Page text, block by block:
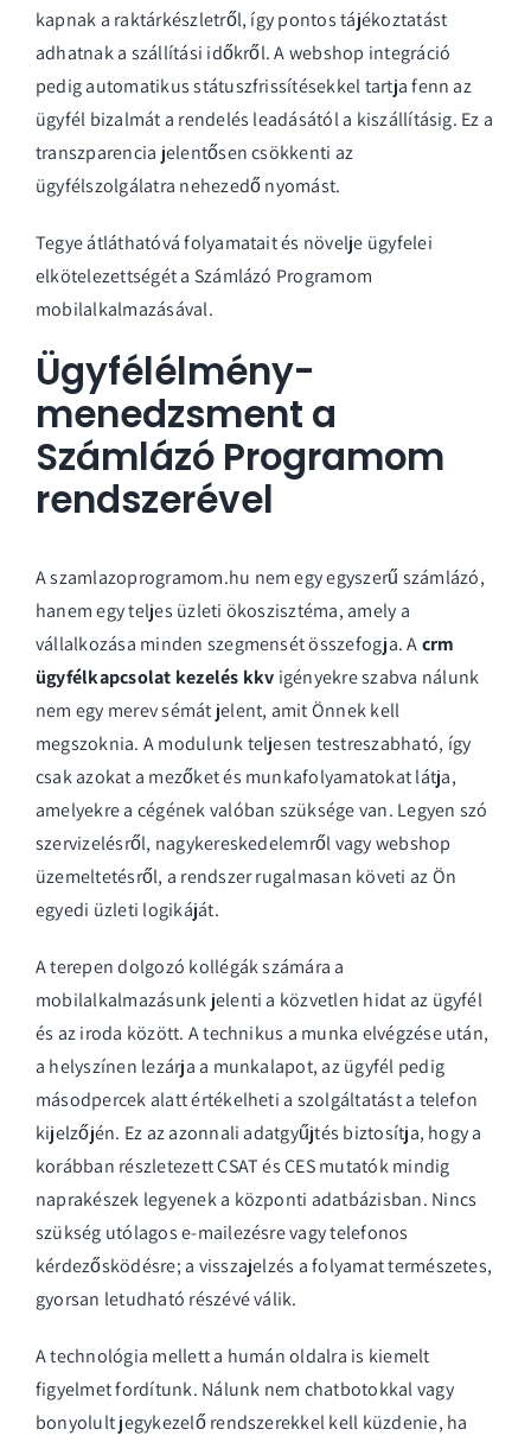
kapnak a raktárkészletről, így pontos tájékoztatást
adhatnak a szállítási időkről. A webshop integráció
pedig automatikus státuszfrissítésekkel tartja fenn az
ügyfél bizalmát a rendelés leadásától a kiszállításig. Ez a
transzparencia jelentősen csökkenti az
ügyfélszolgálatra nehezedő nyomást.
Tegye átláthatóvá folyamatait és növelje ügyfelei
elkötelezettségét a Számlázó Programom
mobilalkalmazásával.
Ügyfélélmény-
menedzsment a
Számlázó Programom
rendszerével
A szamlazoprogramom.hu nem egy egyszerű számlázó,
hanem egy teljes üzleti ökoszisztéma, amely a
vállalkozása minden szegmensét összefogja. Acrm
ügyfélkapcsolat kezelés kkv igényekre szabva nálunk
nem egy merev sémát jelent, amit Önnek kell
megszoknia. A modulunk teljesen testreszabható, így
csak azokat a mezőket és munkafolyamatokat látja,
amelyekre a cégének valóban szüksége van. Legyen szó
szervizelésről, nagykereskedelemről vagy webshop
üzemeltetésről, a rendszer rugalmasan követi az Ön
egyedi üzleti logikáját.
A terepen dolgozó kollégák számára a
mobilalkalmazásunk jelenti a közvetlen hidat az ügyfél
és az iroda között. A technikus a munka elvégzése után,
a helyszínen lezárja a munkalapot, az ügyfél pedig
másodpercek alatt értékelheti a szolgáltatást a telefon
kijelzőjén. Ez az azonnali adatgyűjtés biztosítja, hogy a
korábban részletezett CSAT és CES mutatók mindig
naprakészek legyenek a központi adatbázisban. Nincs
szükség utólagos e-mailezésre vagy telefonos
kérdezősködésre; a visszajelzés a folyamat természetes,
gyorsan letudható részévé válik.
A technológia mellett a humán oldalra is kiemelt
figyelmet fordítunk. Nálunk nem chatbotokkal vagy
bonyolult jegykezelő rendszerekkel kell küzdenie, ha